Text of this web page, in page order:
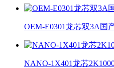
OEM-E0301龙芯双3A国
NANO-1X401龙芯